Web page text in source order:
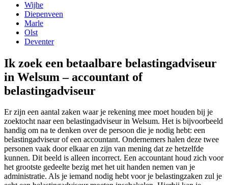
Wijhe
Diepenveen
Marle
Olst
Deventer
Ik zoek een betaalbare belastingadviseur
in Welsum – accountant of
belastingadviseur
Er zijn een aantal zaken waar je rekening mee moet houden bij je
zoektocht naar een belastingadviseur in Welsum. Het is bijvoorbeeld
handig om na te denken over de persoon die je nodig hebt: een
belastingadviseur of een accountant. Ondernemers halen deze twee
personen vaak door elkaar en zijn van mening dat ze hetzelfde
kunnen. Dit beeld is alleen incorrect. Een accountant houd zich voor
het grootste gedeelte bezig met het uit handen nemen van je
administratie. Als je iemand nodig hebt voor je belastingzaken zul je